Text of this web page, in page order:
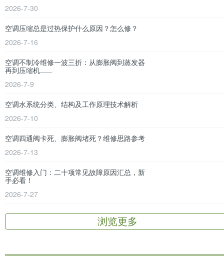
2026-7-30
空调压缩总是过热保护什么原因？怎么修？
2026-7-16
空调不制冷维修一波三折：从膨胀阀到蒸发器
再到压缩机......
2026-7-9
空调水系统分类、结构及工作原理技术解析
2026-7-10
空调四通阀卡死、膨胀阀堵死？维修思路参考
2026-7-13
空调维修入门：二十项常见故障原因汇总，新
手必看！
2026-7-27
浏览更多